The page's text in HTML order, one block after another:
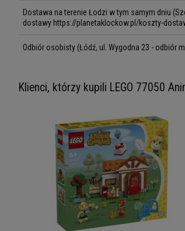
Dostawa na terenie Łodzi w tym samym dniu
dostawy https://planetaklockow.pl/koszty-
Odbiór osobisty (Łódź, ul. Wygodna 23 - odbiór
Klienci, którzy kupili LEGO 77050